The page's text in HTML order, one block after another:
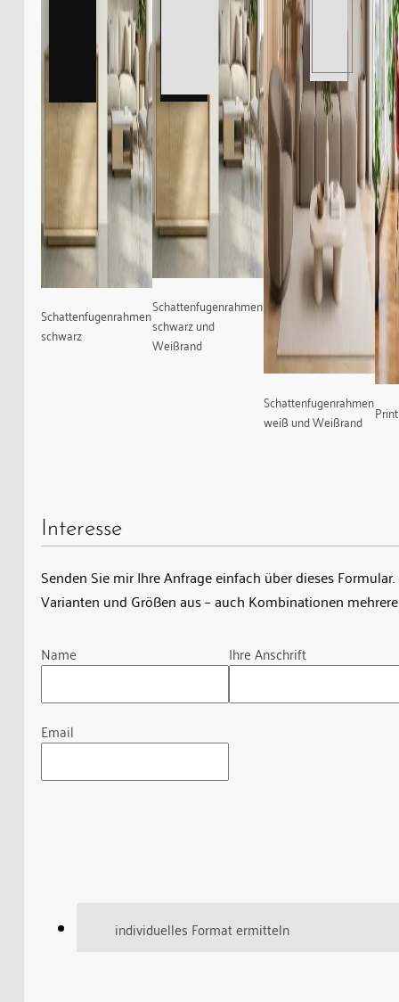
Schattenfugenrahmen
schwarz
Schattenfugenrahmen
schwarz und
Weißrand
Schattenfugenrahmen
weiß und Weißrand
Interesse
Senden Sie mir Ihre Anfrage einfach über dieses
Varianten und Größen aus – auch Kombinationen
Name
Email
Ihre Anschrift
Guardian
individuelles Format ermitteln